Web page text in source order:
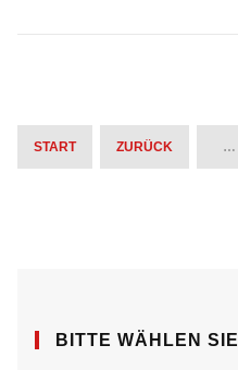
START ZURÜCK …
BITTE WÄHLEN SIE